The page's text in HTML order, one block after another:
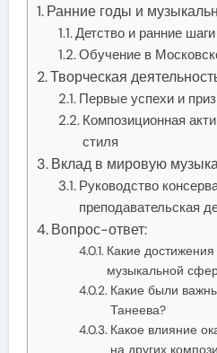
Ранние годы и
Детство и ранние
Обучение в
Творческая
Первые успехи и
Композиционная
стиля
Вклад в мировую
Руководство
преподавательская
Вопрос-ответ:
Какие
музыкальной
Какие были
Танеева?
Какое влияние
на других